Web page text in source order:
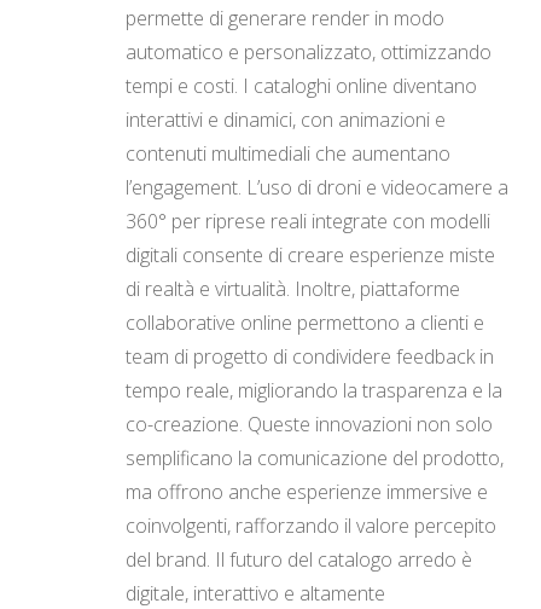
permette di generare render in modo
automatico e personalizzato, ottimizzando
tempi e costi. I cataloghi online diventano
interattivi e dinamici, con animazioni e
contenuti multimediali che aumentano
l’engagement. L’uso di droni e videocamere a
360° per riprese reali integrate con modelli
digitali consente di creare esperienze miste
di realtà e virtualità. Inoltre, piattaforme
collaborative online permettono a clienti e
team di progetto di condividere feedback in
tempo reale, migliorando la trasparenza e la
co-creazione. Queste innovazioni non solo
semplificano la comunicazione del prodotto,
ma offrono anche esperienze immersive e
coinvolgenti, rafforzando il valore percepito
del brand. Il futuro del catalogo arredo è
digitale, interattivo e altamente